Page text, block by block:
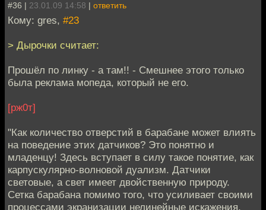
#36 | 23.01.09 14:58 | ответить
Кому: gres, #23
> Дырочки считает:
Прошёл по линку - а там!! - Смешнее этого только
была реклама мопеда, который не его.
[рж0т]
"Как количество отверстий в барабане может влиять
на поведение этих датчиков? Это понятно и
младенцу! Здесь вступает в силу такое понятие, как
карпускулярно-волновой дуализм. Датчики
световые, а свет имеет двойственную природу.
Сетка барабана помимо того, что усиливает своими
процессами экранизации нелинейные искажения,